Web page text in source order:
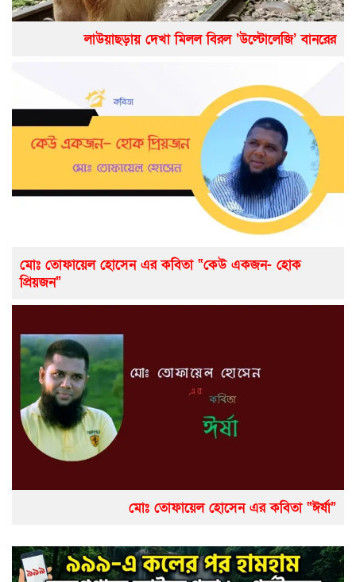
লাউয়াছড়ায় দেখা মিলল বিরল ‘উল্টোলেজি’ বানরের
মোঃ তোফায়েল হোসেন এর কবিতা “কেউ একজন- হোক
প্রিয়জন”
মোঃ তোফায়েল হোসেন এর কবিতা “ঈর্ষা”